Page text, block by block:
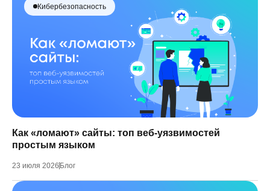
Кибербезопасность
Как «ломают» сайты: топ веб-уязвимостей
простым языком
23 июля 2026 Блог